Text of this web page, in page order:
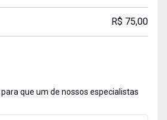
R$ 75,00
que um de nossos especialistas